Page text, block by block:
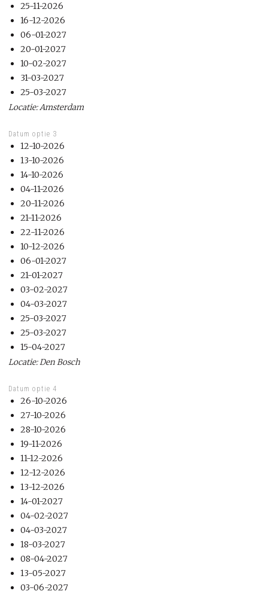
25-11-2026
16-12-2026
06-01-2027
20-01-2027
10-02-2027
31-03-2027
25-03-2027
Locatie: Amsterdam
Datum optie 3
12-10-2026
13-10-2026
14-10-2026
04-11-2026
20-11-2026
21-11-2026
22-11-2026
10-12-2026
06-01-2027
21-01-2027
03-02-2027
04-03-2027
25-03-2027
25-03-2027
15-04-2027
Locatie: Den Bosch
Datum optie 4
26-10-2026
27-10-2026
28-10-2026
19-11-2026
11-12-2026
12-12-2026
13-12-2026
14-01-2027
04-02-2027
04-03-2027
18-03-2027
08-04-2027
13-05-2027
03-06-2027